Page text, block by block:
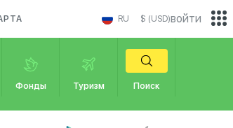
RU $ (USD)
Фонды Туризм Поиск
войти